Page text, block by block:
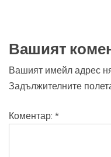
Вашият
Вашият имейл адрес
Задължителните
Коментар: *